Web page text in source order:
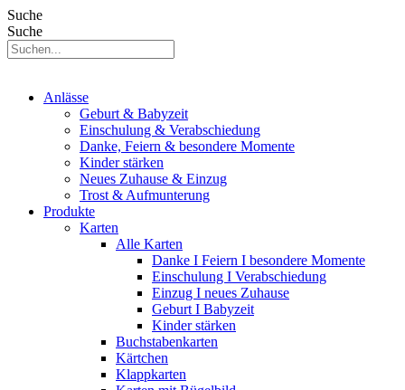
Suche
Suche
Anlässe
Geburt & Babyzeit
Einschulung & Verabschiedung
Danke, Feiern & besondere Momente
Kinder stärken
Neues Zuhause & Einzug
Trost & Aufmunterung
Produkte
Karten
Alle Karten
Danke I Feiern I besondere Momente
Einschulung I Verabschiedung
Einzug I neues Zuhause
Geburt I Babyzeit
Kinder stärken
Buchstabenkarten
Kärtchen
Klappkarten